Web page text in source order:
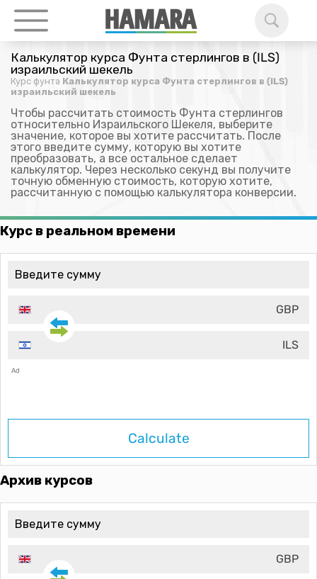
Калькулятор курса Фунта стерлингов в (ILS)
израильский шекель
Курс фунта Калькулятор курса Фунта стерлингов в (ILS)
израильский шекель
Чтобы рассчитать стоимость Фунта стерлингов
относительно Израильского Шекеля, выберите
значение, которое вы хотите рассчитать. После
этого введите сумму, которую вы хотите
преобразовать, а все остальное сделает
калькулятор. Через несколько секунд вы получите
точную обменную стоимость, которую хотите,
рассчитанную с помощью калькулятора конверсии.
Курс в реальном времени
GBP
ILS
Ad
Calculate
Архив курсов
GBP